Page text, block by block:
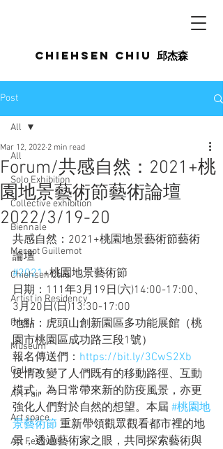
Chiehsen CHIU 邱杰森
Post
All
Solo Exhibition
Collective exhibition
Biennale
Margot Guillemot
Chiehsen Chiu
Artist in Residency
Press
Museum
Gallery
Art Fair
Art space
Art Festival
All
Forum/共感自然：2021+桃
園地景藝術節藝術論壇
2022/3/19-20
Mar 12, 2022 2 min read
共感自然：2021+桃園地景藝術節藝術
論壇
#2021+桃園地景藝術節
日期：111年3月19日(六)14:00-17:00、
3月20日(日)13:30-17:00
地點：虎頭山創新園區多功能展館（桃
園市桃園區成功路三段1號）
報名傳送們： https://bit.ly/3CwS2Xb
疫情改變了人們既有的移動路徑、互動
模式，為日常帶來新的防疫風景，亦更
強化人們對於自然的想望。本屆 #桃園地
景藝術節 重新帶領觀眾觀看都市裡的地
景，透過藝術家之眼，共同探索藝術與